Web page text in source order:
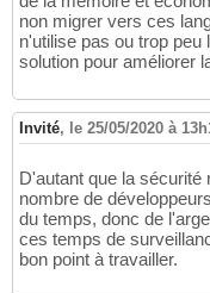
non migrer vers ces
n'utilise pas ou trop
solution pour améliorer
Invité, le 25/05/2020 à
D'autant que la
nombre de
du temps, donc de
ces temps de
bon point à travailler.